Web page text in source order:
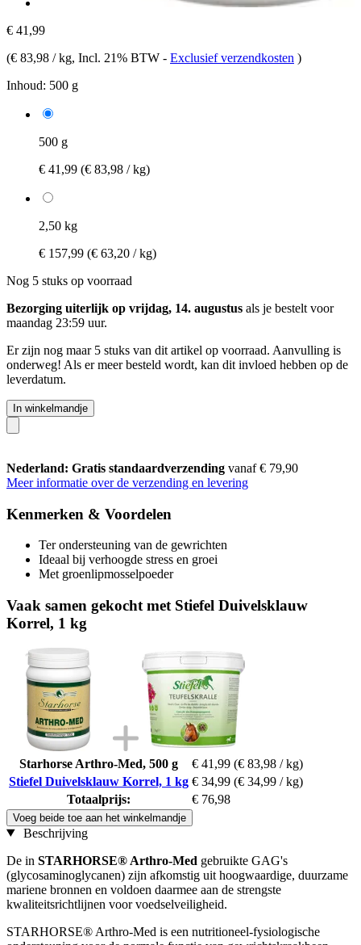
€ 41,99
(€ 83,98 / kg, Incl. 21% BTW - Exclusief verzendkosten )
Inhoud: 500 g
500 g
€ 41,99 (€ 83,98 / kg)
2,50 kg
€ 157,99 (€ 63,20 / kg)
Nog 5 stuks op voorraad
Bezorging uiterlijk op vrijdag, 14. augustus als je bestelt voor
maandag 23:59 uur.
Er zijn nog maar 5 stuks van dit artikel op voorraad. Aanvulling is
onderweg! Als er meer besteld wordt, kan dit invloed hebben op de
leverdatum.
In winkelmandje
Nederland: Gratis standaardverzending vanaf € 79,90
Meer informatie over de verzending en levering
Kenmerken & Voordelen
Ter ondersteuning van de gewrichten
Ideaal bij verhoogde stress en groei
Met groenlipmosselpoeder
Vaak samen gekocht met Stiefel Duivelsklauw
Korrel, 1 kg
Starhorse Arthro-Med, 500 g € 41,99 (€ 83,98 / kg)
Stiefel Duivelsklauw Korrel, 1 kg € 34,99 (€ 34,99 / kg)
Totaalprijs:
€ 76,98
Voeg beide toe aan het winkelmandje
Beschrijving
De in STARHORSE® Arthro-Med gebruikte GAG's
(glycosaminoglycanen) zijn afkomstig uit hoogwaardige, duurzame
mariene bronnen en voldoen daarmee aan de strengste
kwaliteitsrichtlijnen voor voedselveiligheid.
STARHORSE® Arthro-Med is een nutritioneel-fysiologische